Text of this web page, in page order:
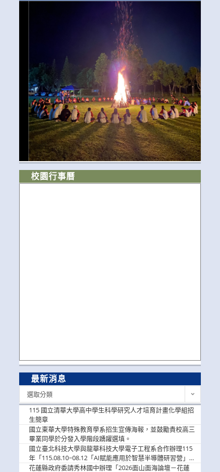
校園行事曆
最新消息
選取分類
115 國立清華大學高中學生科學研究人才培育計畫化學組招
生簡章
國立東華大學特殊教育學系招生宣傳海報，並鼓勵貴校高三
畢業同學於分發入學階段踴躍選填。
國立臺北科技大學與龍華科技大學電子工程系合作辦理115
年「115.08.10~08.12「AI賦能應用於智慧半導體研習營」，
歡迎學生踴躍報名參加
花蓮縣政府委請秀林國中辦理「2026面山面海論壇－花蓮